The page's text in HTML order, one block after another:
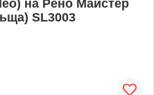
на Рено Майстер
SL3003